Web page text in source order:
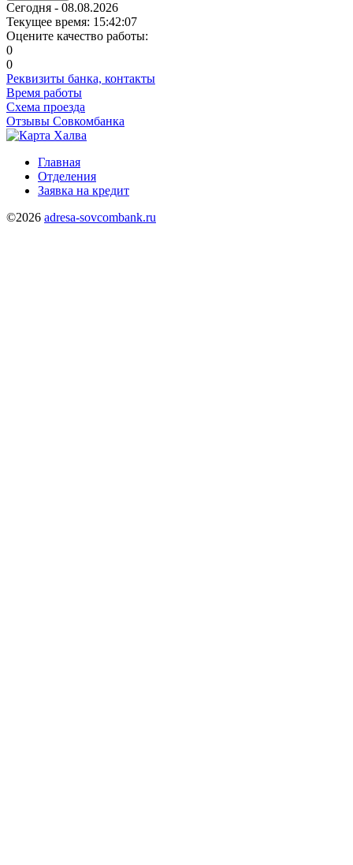
Сегодня - 08.08.2026
Текущее время: 15:42:08
Оцените качество работы:
0
0
Реквизиты банка, контакты
Время работы
Схема проезда
Отзывы Совкомбанка
Главная
Отделения
Заявка на кредит
©2026 adresa-sovcombank.ru